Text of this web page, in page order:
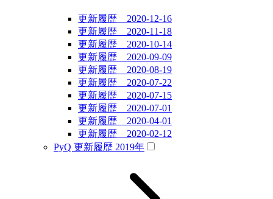
更新履歴 2020-12-16
更新履歴 2020-11-18
更新履歴 2020-10-14
更新履歴 2020-09-09
更新履歴 2020-08-19
更新履歴 2020-07-22
更新履歴 2020-07-15
更新履歴 2020-07-01
更新履歴 2020-04-01
更新履歴 2020-02-12
PyQ 更新履歴 2019年